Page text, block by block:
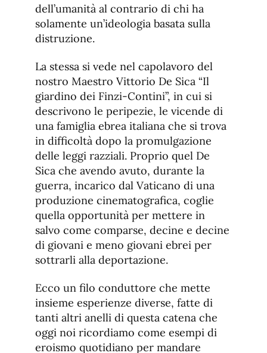
dell’umanità al contrario di chi ha
solamente un’ideologia basata sulla
distruzione.
La stessa si vede nel capolavoro del
nostro Maestro Vittorio De Sica “Il
giardino dei Finzi-Contini”, in cui si
descrivono le peripezie, le vicende di
una famiglia ebrea italiana che si trova
in difficoltà dopo la promulgazione
delle leggi razziali. Proprio quel De
Sica che avendo avuto, durante la
guerra, incarico dal Vaticano di una
produzione cinematografica, coglie
quella opportunità per mettere in
salvo come comparse, decine e decine
di giovani e meno giovani ebrei per
sottrarli alla deportazione.
Ecco un filo conduttore che mette
insieme esperienze diverse, fatte di
tanti altri anelli di questa catena che
oggi noi ricordiamo come esempi di
eroismo quotidiano per mandare